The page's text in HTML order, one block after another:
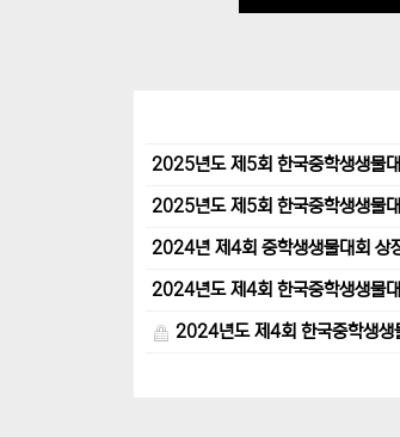
2025년도 제5회 한국중학생생물
2025년도 제5회 한국중학생생물
2024년 제4회 중학생생물대회 상
2024년도 제4회 한국중학생생물
2024년도 제4회 한국중학생생